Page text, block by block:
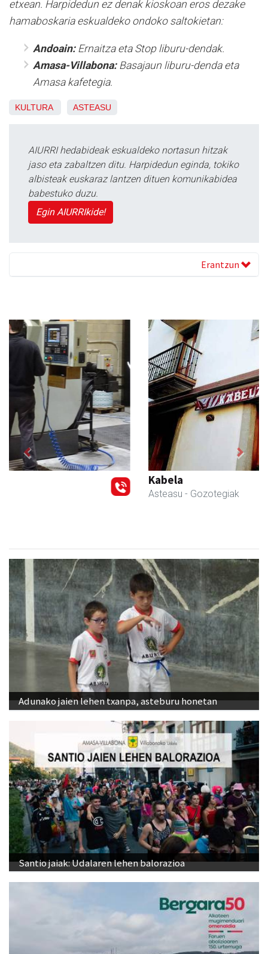
etxean. Harpidedun ez denak kioskoan eros dezake
hamaboskaria eskualdeko ondoko saltokietan:
Andoain: Ernaitza eta Stop liburu-dendak.
Amasa-Villabona:Basajaun liburu-denda eta
Amasa kafetegia.
KULTURA ASTEASU
AIURRI hedabideak eskualdeko nortasun hitzak
jaso eta zabaltzen ditu. Harpidedun eginda, tokiko
albisteak euskaraz lantzen dituen komunikabidea
babestuko duzu.
Egin AIURRIkide!
Erantzun
Previous Next
Adunako jaien lehen txanpa, asteburu honetan
Santio jaiak: Udalaren lehen balorazioa